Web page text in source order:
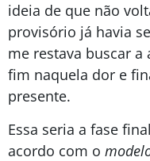
ideia de que não
provisório já havia
me restava buscar
fim naquela dor e
presente.
Essa seria a fase
acordo com o